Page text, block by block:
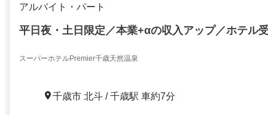
アルバイト・パート
平日夜・土日限定／本業+αの収入アップ／ホテル
スーパーホテルPremier千歳天然温泉
千歳市 北斗 / 千歳駅 車約7分